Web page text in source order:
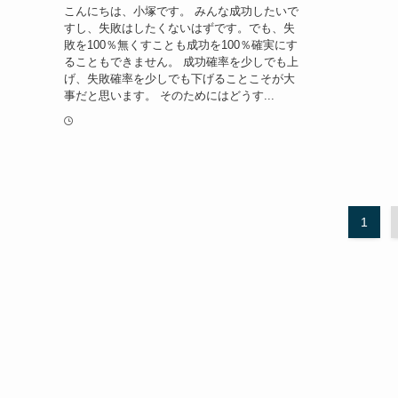
こんにちは、小塚です。 みんな成功したいで
すし、失敗はしたくないはずです。でも、失
敗を100％無くすことも成功を100％確実にす
ることもできません。 成功確率を少しでも上
げ、失敗確率を少しでも下げることこそが大
事だと思います。 そのためにはどうす...
1